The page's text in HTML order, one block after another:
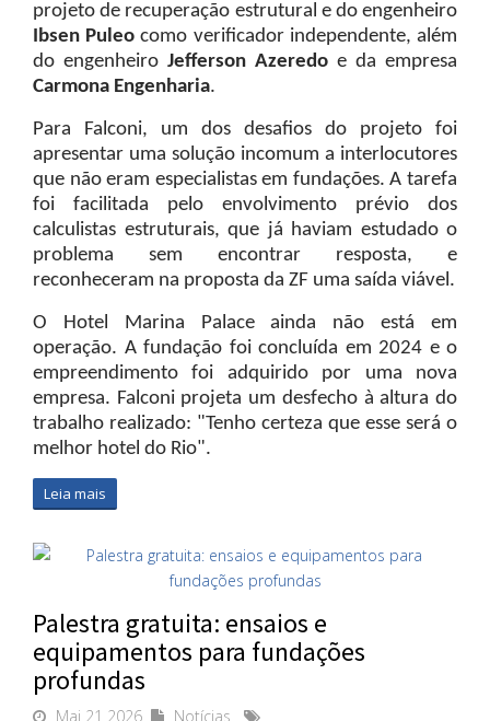
projeto de recuperação estrutural e do engenheiro
Ibsen Puleo como verificador independente, além
do engenheiro Jefferson Azeredo e da empresa
Carmona Engenharia.
Para Falconi, um dos desafios do projeto foi
apresentar uma solução incomum a interlocutores
que não eram especialistas em fundações. A tarefa
foi facilitada pelo envolvimento prévio dos
calculistas estruturais, que já haviam estudado o
problema sem encontrar resposta, e
reconheceram na proposta da ZF uma saída viável.
O Hotel Marina Palace ainda não está em
operação. A fundação foi concluída em 2024 e o
empreendimento foi adquirido por uma nova
empresa. Falconi projeta um desfecho à altura do
trabalho realizado: "Tenho certeza que esse será o
melhor hotel do Rio".
Leia mais
Palestra gratuita: ensaios e
equipamentos para fundações
profundas
Mai 21 2026 Notícias